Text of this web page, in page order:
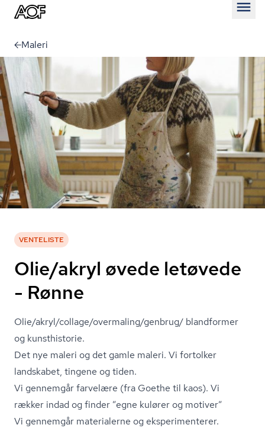
Maleri
VENTELISTE
Olie/akryl øvede letøvede
- Rønne
Olie/akryl/collage/overmaling/genbrug/ blandformer
og kunsthistorie.
Det nye maleri og det gamle maleri. Vi fortolker
landskabet, tingene og tiden.
Vi gennemgår farvelære (fra Goethe til kaos). Vi
rækker indad og finder ”egne kulører og motiver”
Vi gennemgår materialerne og eks­pe­ri­men­te­rer.